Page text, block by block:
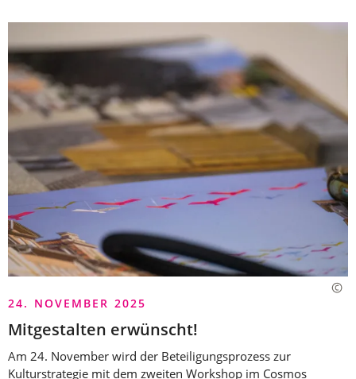
24. NOVEMBER 2025
Mitgestalten erwünscht!
Am 24. November wird der Beteiligungsprozess zur
Kulturstrategie mit dem zweiten Workshop im Cosmos